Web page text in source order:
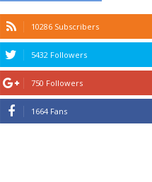
10286 Subscribers
5432 Followers
750 Followers
1664 Fans